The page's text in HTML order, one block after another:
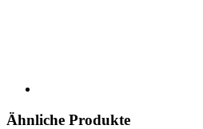
Ähnliche Produkte